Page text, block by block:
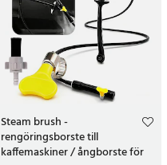
Steam brush -
rengöringsborste till
kaffemaskiner / ångborste för